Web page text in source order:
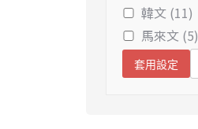
韓文 (11)
馬來文 (5)
套用設定